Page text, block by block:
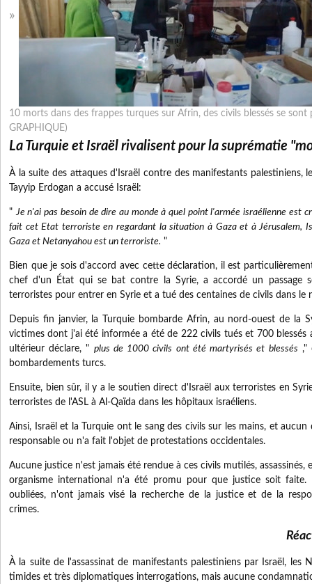
10 morts dans des frappes turques sur Afrin, des civils blessés se
GRAPHIQUE)
La Turquie et Israël rivalisent pour la suprématie
À la suite des attaques d'Israël contre des manifestants palestiniens,
Tayyip Erdogan a accusé Israël:
"Je n'ai pas besoin de dire au monde à quel point l'armée israélienne est
fait cet Etat terroriste en regardant la situation à Gaza et à Jérusalem,
Gaza et Netanyahou est un terroriste. "
Bien que je sois d'accord avec cette déclaration, il est
chef d'un État qui se bat contre la Syrie, a accordé un passage
terroristes pour entrer en Syrie et a tué des centaines de civils dans le
Depuis fin janvier, la Turquie bombarde Afrin, au nord-ouest de la
victimes dont j'ai été informée a été de 222 civils tués et 700
ultérieur déclare, " plus de 1000 civils ont été martyrisés et blessés ,"
bombardements turcs.
Ensuite, bien sûr, il y a le soutien direct d'Israël aux terroristes en
terroristes de l'ASL à Al-Qaïda dans les hôpitaux israéliens.
Ainsi, Israël et la Turquie ont le sang des civils sur les mains, et
responsable ou n'a fait l'objet de protestations occidentales.
Aucune justice n'est jamais été rendue à ces civils mutilés, assassinés,
organisme international n'a été promu pour que justice soit faite.
oubliées, n'ont jamais visé la recherche de la justice et de la
crimes.
À la suite de l'assassinat de manifestants palestiniens par Israël, les
timides et très diplomatiques interrogations, mais aucune